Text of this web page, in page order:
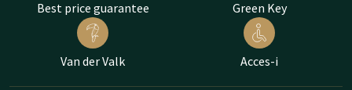
Best price guarantee Green Key
Van der Valk Acces-i